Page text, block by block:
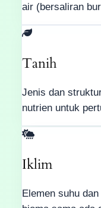
air (bersaliran
Tanih
Jenis dan
nutrien untuk
Iklim
Elemen suhu